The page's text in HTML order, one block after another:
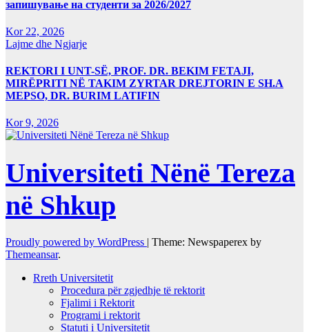
запишување на студенти за 2026/2027
Kor 22, 2026
Lajme dhe Ngjarje
REKTORI I UNT-SË, PROF. DR. BEKIM FETAJI,
MIRËPRITI NË TAKIM ZYRTAR DREJTORIN E SH.A
MEPSO, DR. BURIM LATIFIN
Kor 9, 2026
Universiteti Nënë Tereza
në Shkup
Proudly powered by WordPress | Theme: Newspaperex by
Themeansar.
Rreth Universitetit
Procedura për zgjedhje të rektorit
Fjalimi i Rektorit
Programi i rektorit
Statuti i Universitetit